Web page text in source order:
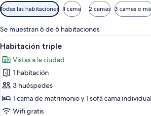
Filtros
disponibles
para
las
habitaciones
Todas las habitaciones 1 cama 2 camas 3 camas o
Se muestran 6 de 6 habitaciones
Abrir
todas
las
fotos
de
Habitación
triple
Una
6
Habitación triple
Vistas a la ciudad
1 habitación
3 huéspedes
1 cama de matrimonio y 1 sofá cama individual
Wifi gratis